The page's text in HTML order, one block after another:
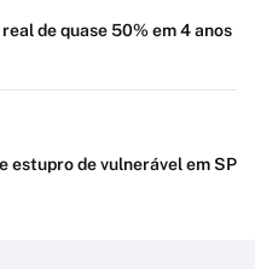
de quase 50% em 4 anos
estupro de vulnerável em SP